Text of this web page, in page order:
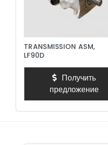
TRANSMISSION ASM,
LF90D
Получить
предложение